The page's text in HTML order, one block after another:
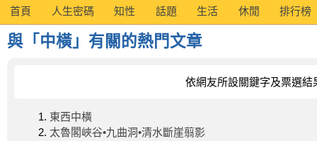
首頁 人生密碼 知性 話題 生活 休閒 排行榜
與「中橫」有關的熱門文章
依網友所設關鍵字及票選結
東西中橫
太魯閣峽谷•九曲洞•清水斷崖翦影